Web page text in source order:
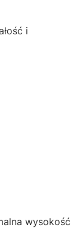
i
wysokość